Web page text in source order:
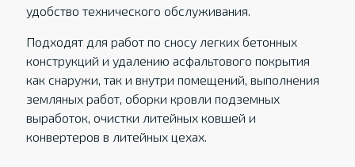
удобство технического обслуживания.
Подходят для работ по сносу легких бетонных
конструкций и удалению асфальтового покрытия
как снаружи, так и внутри помещений, выполнения
земляных работ, оборки кровли подземных
выработок, очистки литейных ковшей и
конвертеров в литейных цехах.